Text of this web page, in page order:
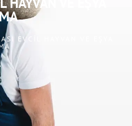
EVCIL HAYVAN VE EŞYA